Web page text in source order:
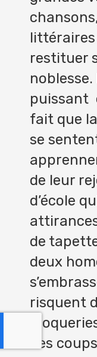
restituer
puissant
fait que
se
de leur
d’école
de
deux
risquent
des